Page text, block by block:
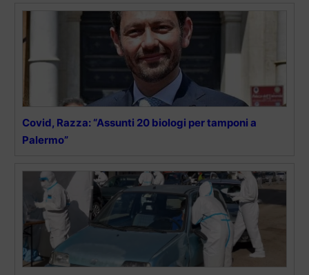
Covid, Razza: “Assunti 20 biologi per tamponi a
Palermo”